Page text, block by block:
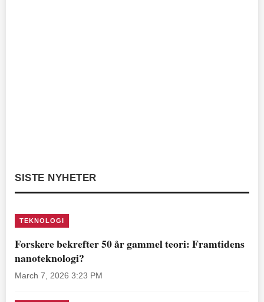
SISTE NYHETER
TEKNOLOGI
Forskere bekrefter 50 år gammel teori: Framtidens
nanoteknologi?
March 7, 2026 3:23 PM